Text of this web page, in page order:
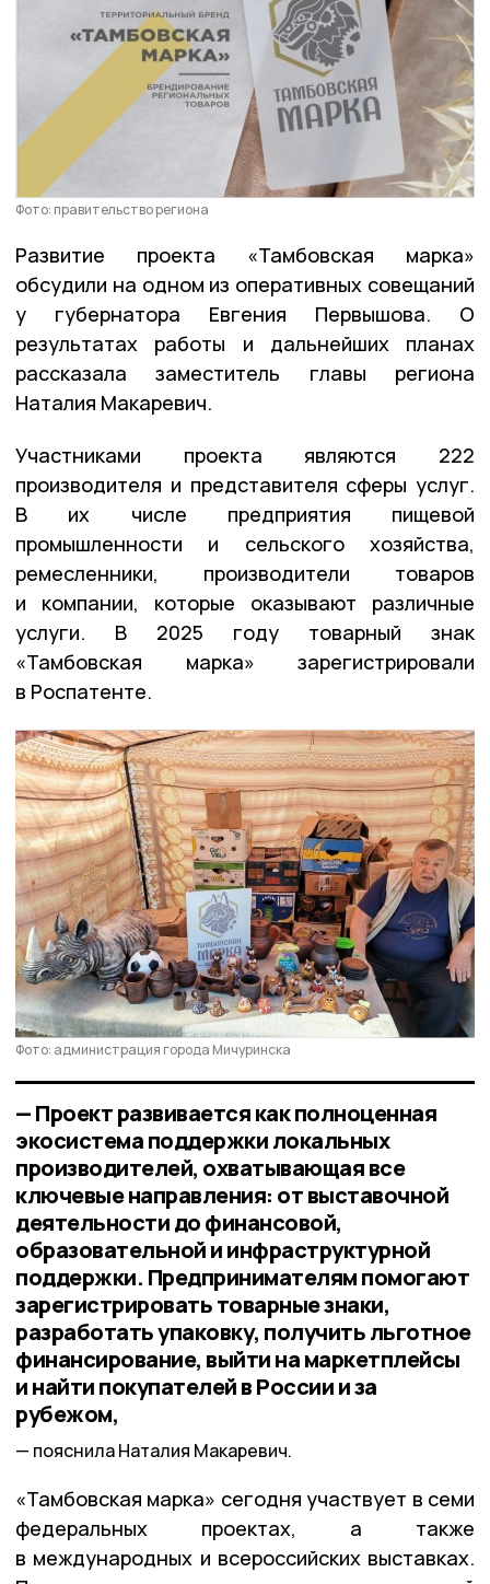
Фото: правительство региона
Развитие проекта «Тамбовская марка»
обсудили на одном из оперативных совещаний
у губернатора Евгения Первышова. О
результатах работы и дальнейших планах
рассказала заместитель главы региона
Наталия Макаревич.
Участниками проекта являются 222
производителя и представителя сферы услуг.
В их числе предприятия пищевой
промышленности и сельского хозяйства,
ремесленники, производители товаров
и компании, которые оказывают различные
услуги. В 2025 году товарный знак
«Тамбовская марка» зарегистрировали
в Роспатенте.
Фото: администрация города Мичуринска
— Проект развивается как полноценная
экосистема поддержки локальных
производителей, охватывающая все
ключевые направления: от выставочной
деятельности до финансовой,
образовательной и инфраструктурной
поддержки. Предпринимателям помогают
зарегистрировать товарные знаки,
разработать упаковку, получить льготное
финансирование, выйти на маркетплейсы
и найти покупателей в России и за
рубежом,
пояснила Наталия Макаревич.
«Тамбовская марка» сегодня участвует в семи
федеральных проектах, а также
в международных и всероссийских выставках.